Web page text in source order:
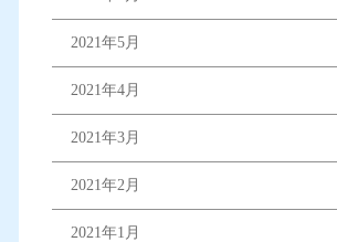
2021年5月
2021年4月
2021年3月
2021年2月
2021年1月